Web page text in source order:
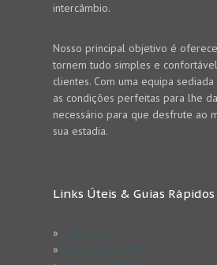
intercâmbio.
Nosso principal objetivo é
tornem tudo simples e
clientes. Com uma equipa
as condições perfeitas para lhe
necessário para que desfrute ao
sua estadia.
Links Úteis & Guias Rápidos
»
»